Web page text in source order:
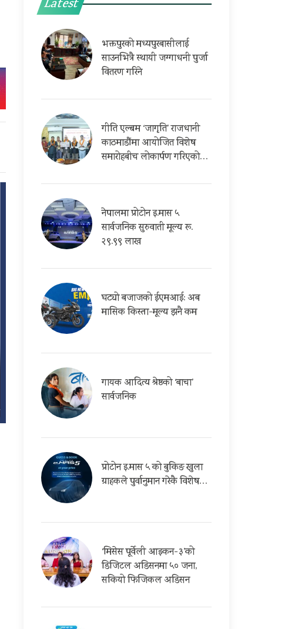
Latest
भक्तपुरको मध्यपुरबासीलाई
साउनभित्रै स्थायी जग्गाधनी पुर्जा
वितरण गरिने
गीति एल्बम ‘जागृति’ राजधानी
काठमाडौंमा आयोजित विशेष
समारोहबीच लोकार्पण गरिएको…
नेपालमा प्रोटोन इ.मास ५
सार्वजनिक सुरुवाती मूल्य रू.
२९.९९ लाख
घट्यो बजाजको ईएमआई: अब
मासिक किस्ता-मूल्य झनै कम
गायक आदित्य श्रेष्ठको ‘बाचा’
सार्वजनिक
प्रोटोन इ.मास ५ को बुकिङ खुला
ग्राहकले पुर्वानुमान गरेकै विशेष…
‘मिसेस पूर्वेली आइकन-३’को
डिजिटल अडिसनमा ५० जना,
सकियो फिजिकल अडिसन